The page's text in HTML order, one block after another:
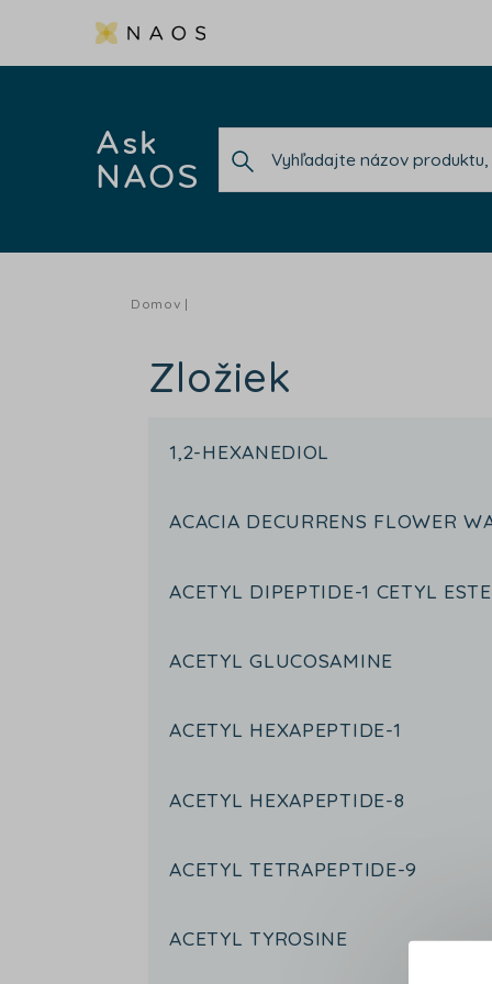
Ask
NAOS
Domov
Zložiek
1,2-HEXANEDIOL
ACACIA DECURRENS FLOWER
ACETYL DIPEPTIDE-1 CETYL
ACETYL GLUCOSAMINE
ACETYL HEXAPEPTIDE-1
ACETYL HEXAPEPTIDE-8
ACETYL TETRAPEPTIDE-9
ACETYL TYROSINE